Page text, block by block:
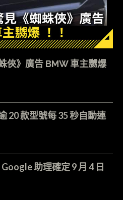
俠》廣告 BMW 車主嬲爆
20 款型號每 35 秒自動連
助理確定 9 月 4 日